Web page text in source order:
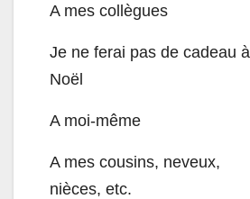
A mes collègues
Je ne ferai pas de cadeau à
Noël
A moi-même
A mes cousins, neveux,
nièces, etc.